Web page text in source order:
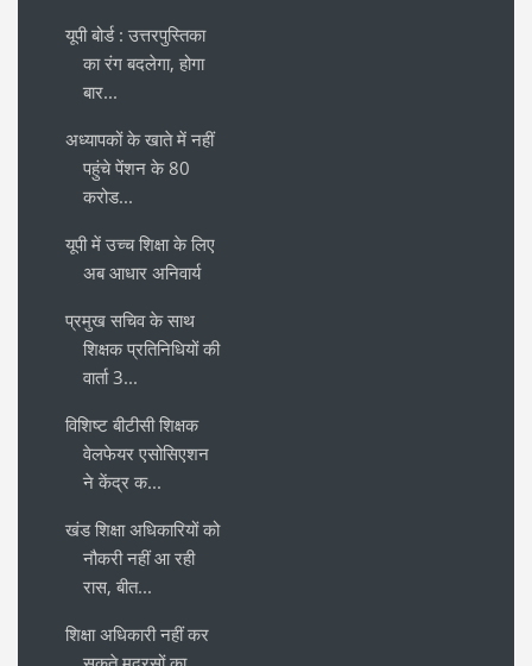
यूपी बोर्ड : उत्तरपुस्तिका
का रंग बदलेगा, होगा
बार...
अध्यापकों के खाते में नहीं
पहुंचे पेंशन के 80
करोड...
यूपी में उच्च शिक्षा के लिए
अब आधार अनिवार्य
प्रमुख सचिव के साथ
शिक्षक प्रतिनिधियों की
वार्ता 3...
विशिष्ट बीटीसी शिक्षक
वेलफेयर एसोसिएशन
ने केंद्र क...
खंड शिक्षा अधिकारियों को
नौकरी नहीं आ रही
रास, बीत...
शिक्षा अधिकारी नहीं कर